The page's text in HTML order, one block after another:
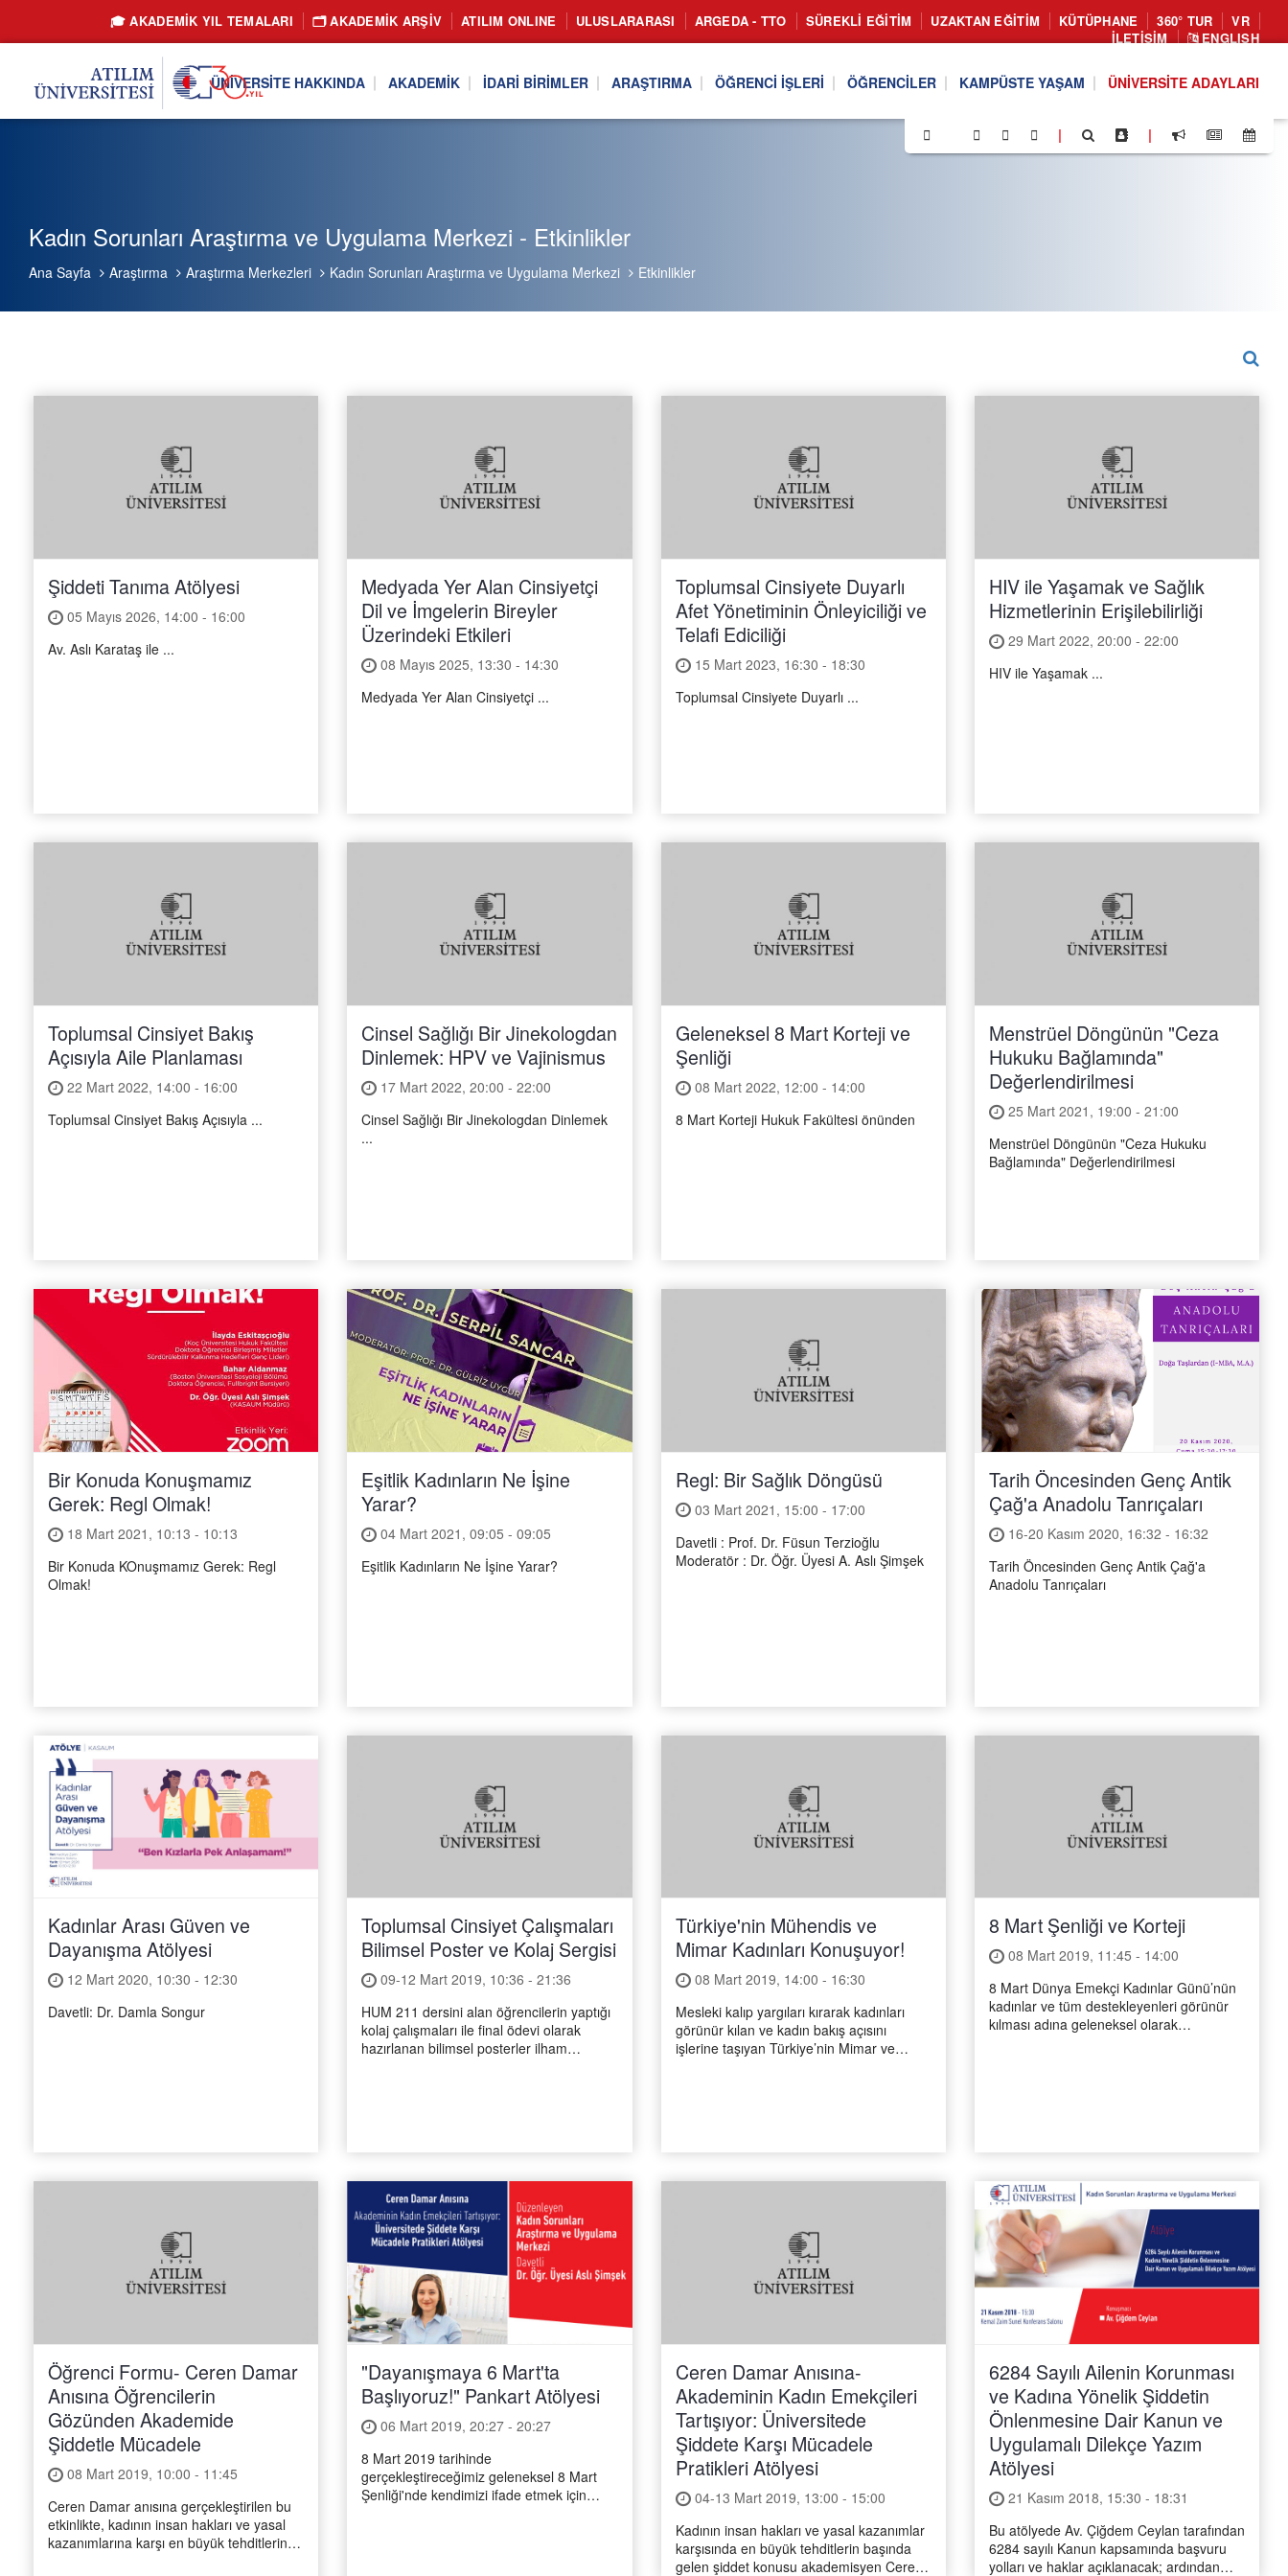
🎓 AKADEMİK YIL TEMALARI 🗂️ AKADEMIK ARŞIV ATILIM ONLINE ULUSLARARASI ARGEDA - TTO SÜREKLI EĞITIM UZAKTAN EĞITIM KÜTÜPHANE 360° TUR
VR
İLETIŞIM
ENGLISH
ÜNIVERSITE HAKKINDA AKADEMIK İDARI BIRIMLER ARAŞTIRMA ÖĞRENCI İŞLERI ÖĞRENCILER KAMPÜSTE YAŞAM ÜNIVERSITE ADAYLARI
| |
Kadın Sorunları Araştırma ve Uygulama Merkezi - Etkinlikler
Ana Sayfa Araştırma Araştırma Merkezleri Kadın Sorunları Araştırma ve Uygulama Merkezi Etkinlikler
Şiddeti Tanıma Atölyesi
05 Mayıs 2026, 14:00 - 16:00
Av. Aslı Karataş ile ...
Medyada Yer Alan Cinsiyetçi
Dil ve İmgelerin Bireyler
Üzerindeki Etkileri
08 Mayıs 2025, 13:30 - 14:30
Medyada Yer Alan Cinsiyetçi ...
Toplumsal Cinsiyete Duyarlı
Afet Yönetiminin Önleyiciliği ve
Telafi Ediciliği
15 Mart 2023, 16:30 - 18:30
Toplumsal Cinsiyete Duyarlı ...
HIV ile Yaşamak ve Sağlık
Hizmetlerinin Erişilebilirliği
29 Mart 2022, 20:00 - 22:00
HIV ile Yaşamak ...
Toplumsal Cinsiyet Bakış
Açısıyla Aile Planlaması
22 Mart 2022, 14:00 - 16:00
Toplumsal Cinsiyet Bakış Açısıyla ...
Cinsel Sağlığı Bir Jinekologdan
Dinlemek: HPV ve Vajinismus
17 Mart 2022, 20:00 - 22:00
Cinsel Sağlığı Bir Jinekologdan Dinlemek
...
Geleneksel 8 Mart Korteji ve
Şenliği
08 Mart 2022, 12:00 - 14:00
8 Mart Korteji Hukuk Fakültesi önünden
Menstrüel Döngünün "Ceza
Hukuku Bağlamında"
Değerlendirilmesi
25 Mart 2021, 19:00 - 21:00
Menstrüel Döngünün "Ceza Hukuku
Bağlamında" Değerlendirilmesi
Bir Konuda Konuşmamız
Gerek: Regl Olmak!
18 Mart 2021, 10:13 - 10:13
Bir Konuda KOnuşmamız Gerek: Regl
Olmak!
Eşitlik Kadınların Ne İşine
Yarar?
04 Mart 2021, 09:05 - 09:05
Eşitlik Kadınların Ne İşine Yarar?
Regl: Bir Sağlık Döngüsü
03 Mart 2021, 15:00 - 17:00
Davetli : Prof. Dr. Füsun Terzioğlu
Moderatör : Dr. Öğr. Üyesi A. Aslı Şimşek
Tarih Öncesinden Genç Antik
Çağ'a Anadolu Tanrıçaları
16-20 Kasım 2020, 16:32 - 16:32
Tarih Öncesinden Genç Antik Çağ'a
Anadolu Tanrıçaları
Kadınlar Arası Güven ve
Dayanışma Atölyesi
12 Mart 2020, 10:30 - 12:30
Davetli: Dr. Damla Songur
Toplumsal Cinsiyet Çalışmaları
Bilimsel Poster ve Kolaj Sergisi
09-12 Mart 2019, 10:36 - 21:36
HUM 211 dersini alan öğrencilerin yaptığı
kolaj çalışmaları ile final ödevi olarak
hazırlanan bilimsel posterler ilham
Türkiye'nin Mühendis ve
Mimar Kadınları Konuşuyor!
08 Mart 2019, 14:00 - 16:30
Mesleki kalıp yargıları kırarak kadınları
görünür kılan ve kadın bakış açısını
işlerine taşıyan Türkiye’nin Mimar ve
8 Mart Şenliği ve Korteji
08 Mart 2019, 11:45 - 14:00
8 Mart Dünya Emekçi Kadınlar Günü’nün
kadınlar ve tüm destekleyenleri görünür
kılması adına geleneksel olarak
Öğrenci Formu- Ceren Damar
Anısına Öğrencilerin
Gözünden Akademide
Şiddetle Mücadele
08 Mart 2019, 10:00 - 11:45
Ceren Damar anısına gerçekleştirilen bu
etkinlikte, kadının insan hakları ve yasal
kazanımlarına karşı en büyük tehditlerin
"Dayanışmaya 6 Mart'ta
Başlıyoruz!" Pankart Atölyesi
06 Mart 2019, 20:27 - 20:27
8 Mart 2019 tarihinde
gerçekleştireceğimiz geleneksel 8 Mart
Şenliği'nde kendimizi ifade etmek için
Ceren Damar Anısına-
Akademinin Kadın Emekçileri
Tartışıyor: Üniversitede
Şiddete Karşı Mücadele
Pratikleri Atölyesi
04-13 Mart 2019, 13:00 - 15:00
Kadının insan hakları ve yasal kazanımlar
karşısında en büyük tehditlerin başında
gelen şiddet konusu akademisyen Ceren
6284 Sayılı Ailenin Korunması
ve Kadına Yönelik Şiddetin
Önlenmesine Dair Kanun ve
Uygulamalı Dilekçe Yazım
Atölyesi
21 Kasım 2018, 15:30 - 18:31
Bu atölyede Av. Çiğdem Ceylan tarafından
6284 sayılı Kanun kapsamında başvuru
yolları ve haklar açıklanacak; ardından